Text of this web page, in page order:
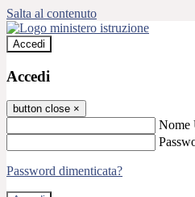
Salta al contenuto
Accedi
Accedi
button close ×
Nome
Password dimenticata?